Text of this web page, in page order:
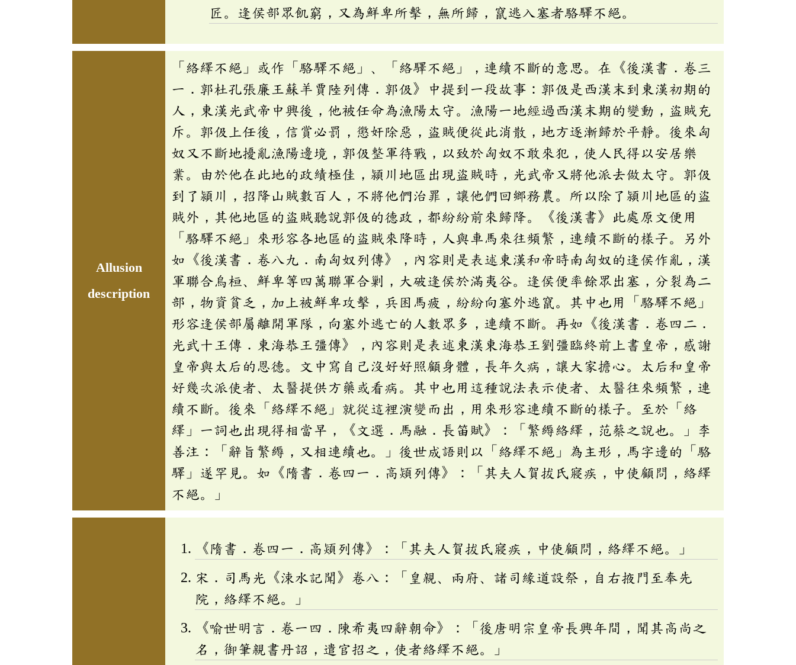
匠。逢侯部眾飢窮，又為鮮卑所擊，無所歸，竄逃入塞者駱驛不絕。
Allusion
description
「絡繹不絕」或作「駱驛不絕」、「絡驛不絕」，連續不斷的意思。在《後漢書．卷三
一．郭杜孔張廉王蘇羊賈陸列傳．郭伋》中提到一段故事：郭伋是西漢末到東漢初期的
人，東漢光武帝中興後，他被任命為漁陽太守。漁陽一地經過西漢末期的變動，盜賊充
斥。郭伋上任後，信賞必罰，懲奸除惡，盜賊便從此消散，地方逐漸歸於平靜。後來匈
奴又不斷地擾亂漁陽邊境，郭伋整軍待戰，以致於匈奴不敢來犯，使人民得以安居樂
業。由於他在此地的政績極佳，潁川地區出現盜賊時，光武帝又將他派去做太守。郭伋
到了潁川，招降山賊數百人，不將他們治罪，讓他們回鄉務農。所以除了潁川地區的盜
賊外，其他地區的盜賊聽說郭伋的德政，都紛紛前來歸降。《後漢書》此處原文便用
「駱驛不絕」來形容各地區的盜賊來降時，人與車馬來往頻繁，連續不斷的樣子。另外
如《後漢書．卷八九．南匈奴列傳》，內容則是表述東漢和帝時南匈奴的逢侯作亂，漢
軍聯合烏桓、鮮卑等四萬聯軍合剿，大破逢侯於滿夷谷。逢侯便率餘眾出塞，分裂為二
部，物資貧乏，加上被鮮卑攻擊，兵困馬疲，紛紛向塞外逃竄。其中也用「駱驛不絕」
形容逢侯部屬離開軍隊，向塞外逃亡的人數眾多，連續不斷。再如《後漢書．卷四二．
光武十王傳．東海恭王彊傳》，內容則是表述東漢東海恭王劉彊臨終前上書皇帝，感謝
皇帝與太后的恩德。文中寫自己沒好好照顧身體，長年久病，讓大家擔心。太后和皇帝
好幾次派使者、太醫提供方藥或看病。其中也用這種說法表示使者、太醫往來頻繁，連
續不斷。後來「絡繹不絕」就從這裡演變而出，用來形容連續不斷的樣子。至於「絡
繹」一詞也出現得相當早，《文選．馬融．長笛賦》：「繁縟絡繹，范蔡之說也。」李
善注：「辭旨繁縟，又相連續也。」後世成語則以「絡繹不絕」為主形，馬字邊的「駱
驛」遂罕見。如《隋書．卷四一．高熲列傳》：「其夫人賀拔氏寢疾，中使顧問，絡繹
不絕。」
《隋書．卷四一．高熲列傳》：「其夫人賀拔氏寢疾，中使顧問，絡繹不絕。」
宋．司馬光《涑水記聞》卷八：「皇親、兩府、諸司緣道設祭，自右掖門至奉先
院，絡繹不絕。」
《喻世明言．卷一四．陳希夷四辭朝命》：「後唐明宗皇帝長興年間，聞其高尚之
名，御筆親書丹詔，遣官招之，使者絡繹不絕。」